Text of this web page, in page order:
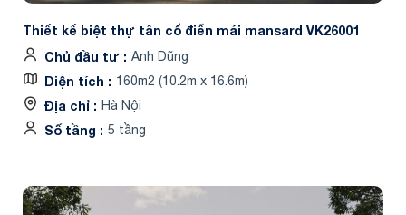
Thiết kế biệt thự tân cổ điển mái mansard VK26001
Chủ đầu tư
Anh Dũng
Diện tích 160m2 (10.2m x 16.6m)
Địa chỉ Hà Nội
Số tầng 5 tầng